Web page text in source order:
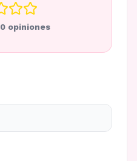
0opiniones